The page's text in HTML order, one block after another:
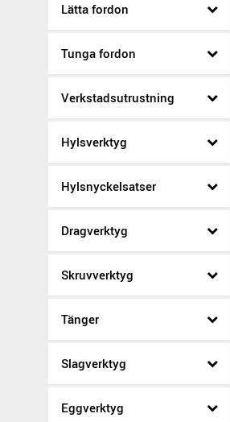
Lätta fordon
Tunga fordon
Verkstadsutrustning
Hylsverktyg
Hylsnyckelsatser
Dragverktyg
Skruvverktyg
Tänger
Slagverktyg
Eggverktyg